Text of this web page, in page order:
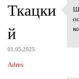
Ткацки
й
01.05.2025
Adres